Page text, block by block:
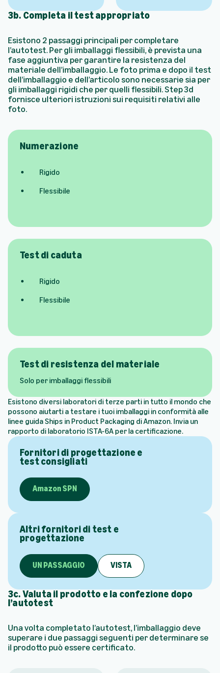
3b. Completa il test appropriato
Esistono 2 passaggi principali per completare
l’autotest. Per gli imballaggi flessibili, è prevista una
fase aggiuntiva per garantire la resistenza del
materiale dell’imballaggio. Le foto prima e dopo il test
dell’imballaggio e dell’articolo sono necessarie sia per
gli imballaggi rigidi che per quelli flessibili. Step 3d
fornisce ulteriori istruzioni sui requisiti relativi alle
foto.
Numerazione
Rigido
Flessibile
Test di caduta
Rigido
Flessibile
Test di resistenza del materiale
Solo per imballaggi flessibili
Esistono diversi laboratori di terze parti in tutto il mondo che
possono aiutarti a testare i tuoi imballaggi in conformità alle
linee guida Ships in Product Packaging di Amazon. Invia un
rapporto di laboratorio ISTA-6A per la certificazione.
Fornitori di progettazione e
test consigliati
Amazon SPN
Altri fornitori di test e
progettazione
UN PASSAGGIO VISTA
3c. Valuta il prodotto e la confezione dopo
l’autotest
Una volta completato l’autotest, l’imballaggio deve
superare i due passaggi seguenti per determinare se
il prodotto può essere certificato.